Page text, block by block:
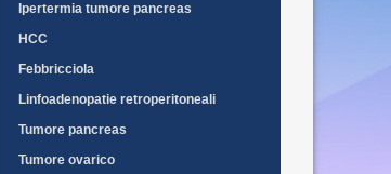
Ipertermia tumore pancreas
HCC
Febbricciola
Linfoadenopatie retroperitoneali
Tumore pancreas
Tumore ovarico